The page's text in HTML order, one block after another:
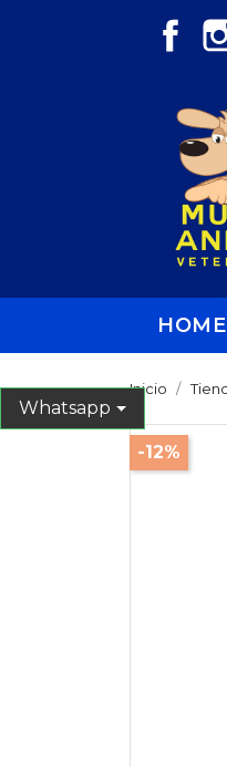
HOME
Inicio
-12%
Whatsapp